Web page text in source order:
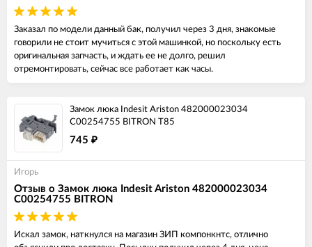
Заказал по модели данный бак, получил через 3 дня, знакомые
говорили не стоит мучиться с этой машинкой, но поскольку есть
оригинальная запчасть, и ждать ее не долго, решил
отремонтировать, сейчас все работает как часы.
Замок люка Indesit Ariston 482000023034
C00254755 BITRON T85
745 ₽
Игорь
Отзыв о Замок люка Indesit Ariston 482000023034
C00254755 BITRON
Искал замок, наткнулся на магазин ЗИП компонкнтс, отлично